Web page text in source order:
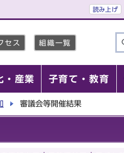
読み上げ
セス 組織一覧
・産業 子育て・教育
審議会等開催結果